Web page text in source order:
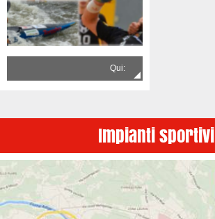
Qui:
Impianti sportivi